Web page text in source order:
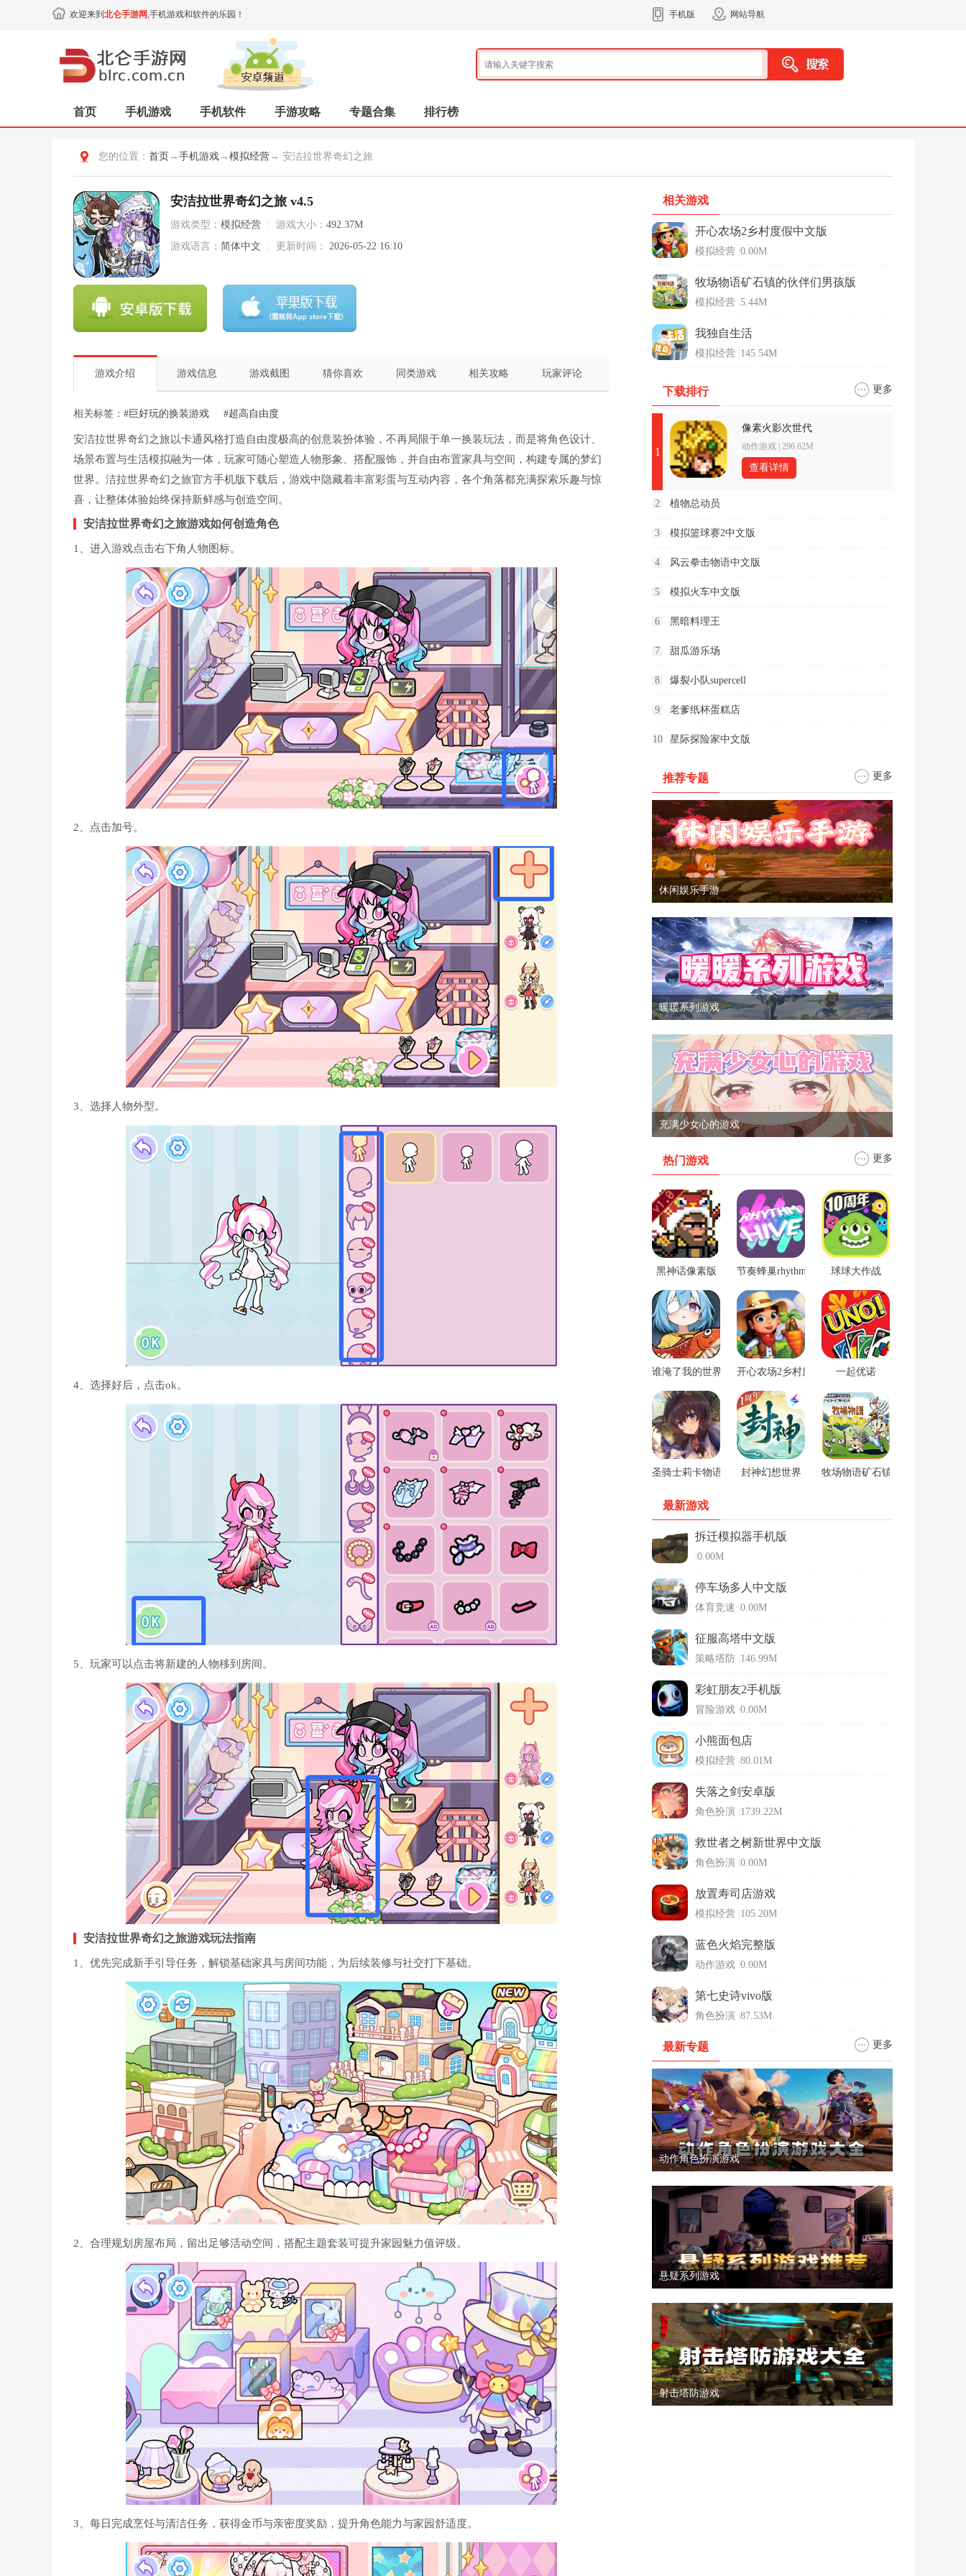
欢迎来到 北仑手游网,手机游戏和软件的乐园！ 手机版 网站导航
首页 手机游戏 手机软件 手游攻略 专题合集 排行榜
您的位置： 首页 → 手机游戏 → 模拟经营 → 安洁拉世界奇幻之旅
安洁拉世界奇幻之旅 v4.5
游戏类型： 模拟经营 游戏大小： 492.37M
游戏语言： 简体中文 更新时间： 2026-05-22 16:10
游戏介绍 游戏信息 游戏截图 猜你喜欢 同类游戏 相关攻略 玩家评论
相关标签： #巨好玩的换装游戏 #超高自由度
安洁拉世界奇幻之旅以卡通风格打造自由度极高的创意装扮体验，不再局限于单一换装玩法，而是将角色设计、
场景布置与生活模拟融为一体，玩家可随心塑造人物形象、搭配服饰，并自由布置家具与空间，构建专属的梦幻
世界。洁拉世界奇幻之旅官方手机版下载后，游戏中隐藏着丰富彩蛋与互动内容，各个角落都充满探索乐趣与惊
喜，让整体体验始终保持新鲜感与创造空间。
安洁拉世界奇幻之旅游戏如何创造角色
1、进入游戏点击右下角人物图标。
2、点击加号。
3、选择人物外型。
4、选择好后，点击ok。
5、玩家可以点击将新建的人物移到房间。
安洁拉世界奇幻之旅游戏玩法指南
1、优先完成新手引导任务，解锁基础家具与房间功能，为后续装修与社交打下基础。
2、合理规划房屋布局，留出足够活动空间，搭配主题套装可提升家园魅力值评级。
3、每日完成烹饪与清洁任务，获得金币与亲密度奖励，提升角色能力与家园舒适度。
相关游戏
开心农场2乡村度假中文版
模拟经营 0.00M
牧场物语矿石镇的伙伴们男孩版
模拟经营 5.44M
我独自生活
模拟经营 145.54M
下载排行 更多
1
像素火影次世代
动作游戏 296.62M
查看详情
2 植物总动员
3 模拟篮球赛2中文版
4 风云拳击物语中文版
5 模拟火车中文版
6 黑暗料理王
7 甜瓜游乐场
8 爆裂小队supercell
9 老爹纸杯蛋糕店
10 星际探险家中文版
推荐专题 更多
休闲娱乐手游
暖暖系列游戏
充满少女心的游戏
热门游戏 更多
黑神话像素版 节奏蜂巢rhythm hive 球球大作战
谁淹了我的世界游戏开心农场2乡村度假中文版一起优诺
圣骑士莉卡物语安卓手游封神幻想世界 牧场物语矿石镇的伙伴们男孩版
最新游戏
拆迁模拟器手机版
0.00M
停车场多人中文版
体育竞速 0.00M
征服高塔中文版
策略塔防 146.99M
彩虹朋友2手机版
冒险游戏 0.00M
小熊面包店
模拟经营 80.01M
失落之剑安卓版
角色扮演 1739.22M
救世者之树新世界中文版
角色扮演 0.00M
放置寿司店游戏
模拟经营 105.20M
蓝色火焰完整版
动作游戏 0.00M
第七史诗vivo版
角色扮演 87.53M
最新专题 更多
动作角色扮演游戏
悬疑系列游戏
射击塔防游戏